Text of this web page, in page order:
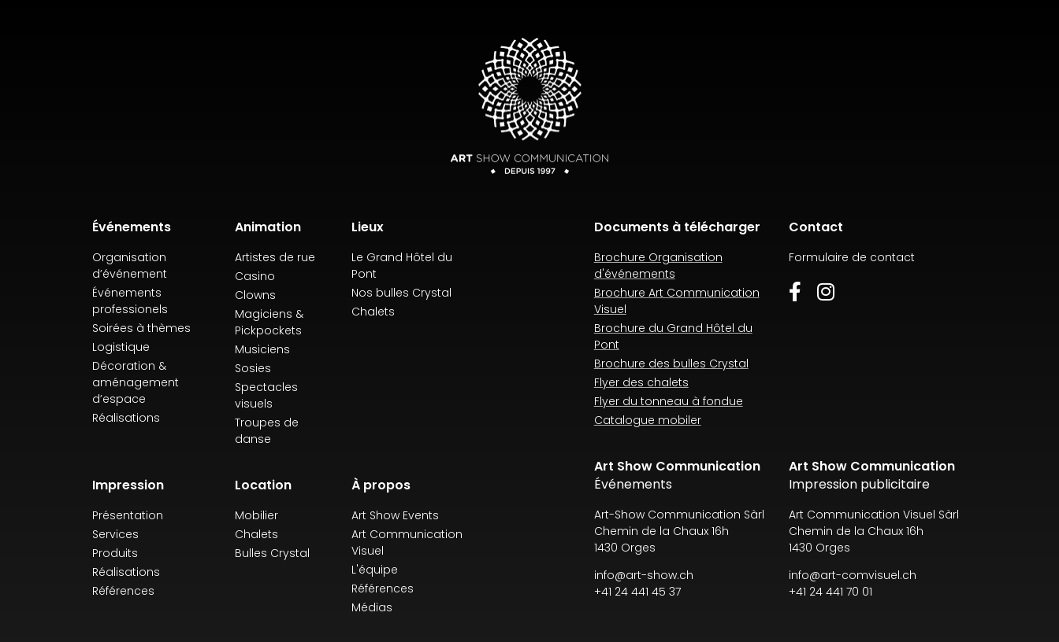
Événements
Organisation
d’événement
Événements
professionels
Soirées à thèmes
Logistique
Décoration &
aménagement
d’espace
Réalisations
Animation
Artistes de rue
Casino
Clowns
Magiciens &
Pickpockets
Musiciens
Sosies
Spectacles
visuels
Troupes de
danse
Lieux
Le Grand Hôtel du
Pont
Nos bulles Crystal
Chalets
Impression
Présentation
Services
Produits
Réalisations
Références
Location
Mobilier
Chalets
Bulles Crystal
À propos
Art Show Events
Art Communication
Visuel
L'équipe
Références
Médias
Documents à télécharger
Brochure Organisation
d'événements
Brochure Art Communication
Visuel
Brochure du Grand Hôtel du
Pont
Brochure des bulles Crystal
Flyer des chalets
Flyer du tonneau à fondue
Catalogue mobiler
Contact
Formulaire de contact
Art Show Communication
Événements
Art-Show Communication Sàrl
Chemin de la Chaux 16h
1430 Orges
info@art-show.ch
+41 24 441 45 37
Art Show Communication
Impression publicitaire
Art Communication Visuel Sàrl
Chemin de la Chaux 16h
1430 Orges
info@art-comvisuel.ch
+41 24 441 70 01